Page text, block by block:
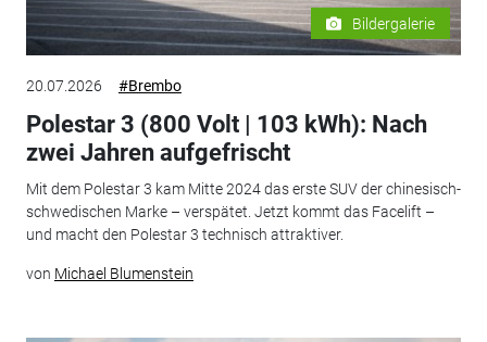
Bildergalerie
20.07.2026 #Brembo
Polestar 3 (800 Volt | 103 kWh): Nach
zwei Jahren aufgefrischt
Mit dem Polestar 3 kam Mitte 2024 das erste SUV der chinesisch-
schwedischen Marke – verspätet. Jetzt kommt das Facelift –
und macht den Polestar 3 technisch attraktiver.
von Michael Blumenstein